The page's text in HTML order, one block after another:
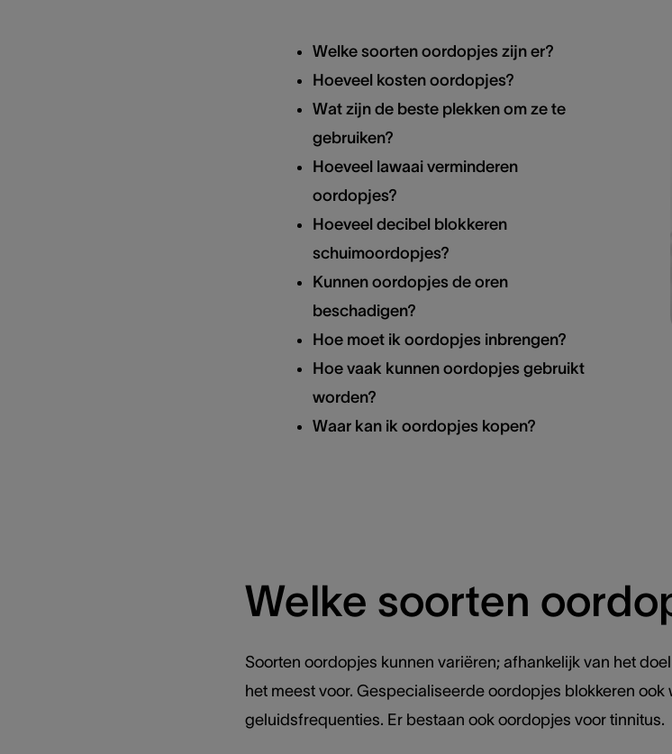
Welke soorten oordopjes zijn er?
Hoeveel kosten oordopjes?
Wat zijn de beste plekken om ze te
gebruiken?
Hoeveel lawaai verminderen
oordopjes?
Hoeveel decibel blokkeren
schuimoordopjes?
Kunnen oordopjes de oren
beschadigen?
Hoe moet ik oordopjes inbrengen?
Hoe vaak kunnen oordopjes gebruikt
worden?
Waar kan ik oordopjes kopen?
Welke soorten
Soorten oordopjes kunnen variëren; afhankelijk van het
het meest voor. Gespecialiseerde oordopjes blokkeren
geluidsfrequenties. Er bestaan ook oordopjes voor tinnitus.